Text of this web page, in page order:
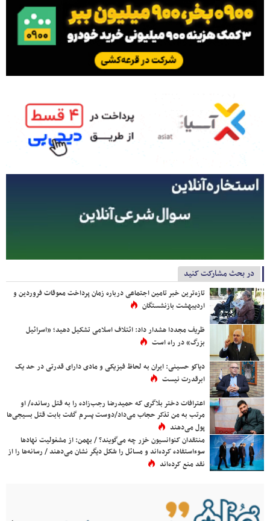
در بحث مشارکت کنید
تازه‌ترین خبر تامین اجتماعی درباره زمان پرداخت معوقات فروردین و
اردیبهشت بازنشستگان
ظریف مجددا هشدار داد: ائتلاف اسلامی تشکیل دهید؛ «اسرائیل
بزرگ» در راه است
دیاکو حسینی: ایران به لحاظ فیزیکی و مادی دارای قدرتی در حد یک
ابرقدرت نیست
اعترافات دختر بلاگری که حمیدرضا رجب‌زاده را به قتل رسانده/ او
مرتب به من تذکر حجاب می‌داد/دوست پسرم گفت بابت قتل بسیجی‌ها
پول می‌دهند
منتقدان کنوانسیون خزر چه می‌گویند؟ / بهمن: از مشغولیت نهادها
سوءاستفاده کرده‌اند و مسائل را شکل دیگر نشان می‌دهند / رسانه‌ها را از
نقد منع کرده‌اند